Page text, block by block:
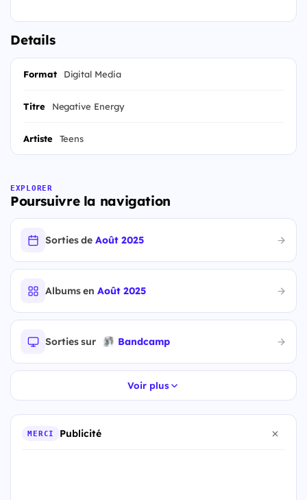
Details
Format Digital Media
Titre Negative Energy
Artiste Teens
EXPLORER
Poursuivre la navigation
Sorties deAoût 2025
Albums enAoût 2025
Sorties sur Bandcamp
Voir plus
MERCI Publicité